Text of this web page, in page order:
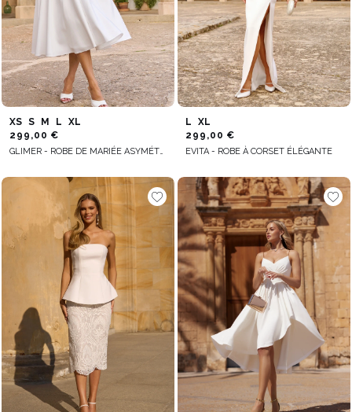
XS S M L
XL
299,00 €
GLIMER - ROBE DE MARIÉE ASYMÉTRIQUE
L
XL
299,00 €
EVITA - ROBE À CORSET ÉLÉGANTE